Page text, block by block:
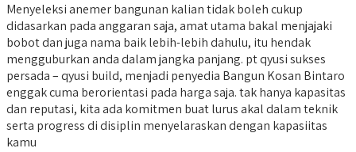
Menyeleksi anemer bangunan kalian tidak boleh cukup
didasarkan pada anggaran saja, amat utama bakal menjajaki
bobot dan juga nama baik lebih-lebih dahulu, itu hendak
mengguburkan anda dalam jangka panjang. pt qyusi sukses
persada – qyusi build, menjadi penyedia Bangun Kosan Bintaro
enggak cuma berorientasi pada harga saja. tak hanya kapasitas
dan reputasi, kita ada komitmen buat lurus akal dalam teknik
serta progress di disiplin menyelaraskan dengan kapasiitas
kamu